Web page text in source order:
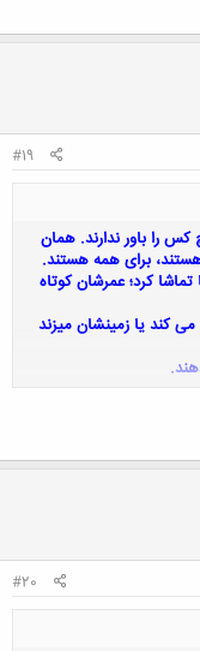
#19
را باور ندارند. همان
برای همه هستند.
کرد؛ عمرشان کوتاه
کند یا زمینشان میزند
#20